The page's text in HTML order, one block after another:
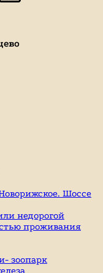
Шоссе
недорогой
проживания
зоопарк